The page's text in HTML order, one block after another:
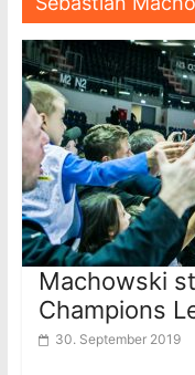
Machowski
Champions
30. September 2019